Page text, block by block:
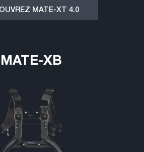
MATE-XT 4.0
MATE-XB